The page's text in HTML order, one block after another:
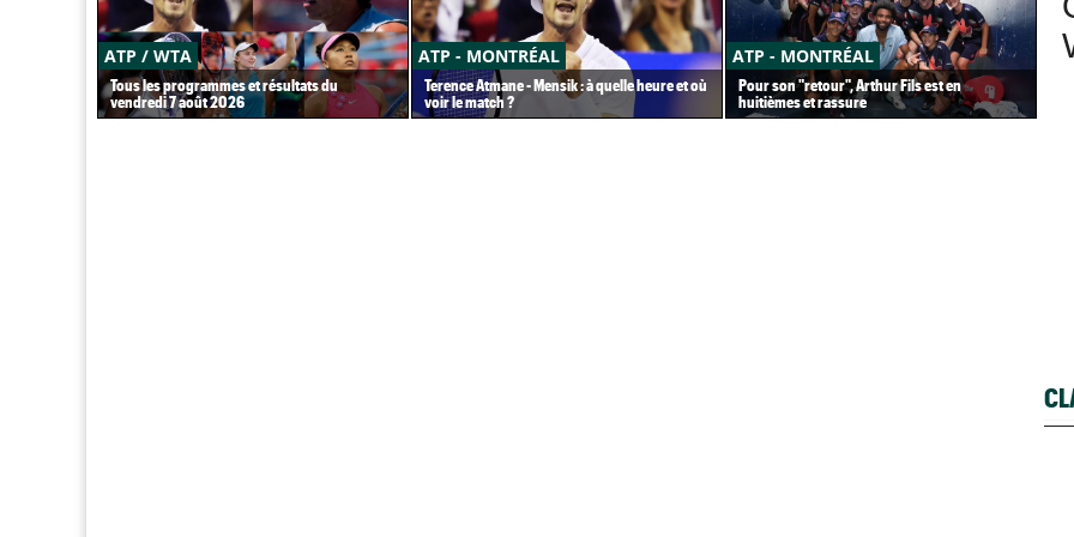
ATP / WTA
Tous les programmes et résultats du
vendredi 7 août 2026
ATP - MONTRÉAL
Terence Atmane - Mensik : à quelle heure et où
voir le match ?
ATP - MONTRÉAL
Pour son "retour", Arthur Fils est en
huitièmes et rassure